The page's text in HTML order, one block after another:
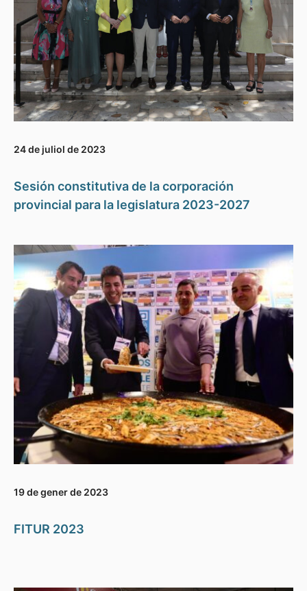
24 de juliol de 2023
Sesión constitutiva de la corporación
provincial para la legislatura 2023-2027
19 de gener de 2023
FITUR 2023